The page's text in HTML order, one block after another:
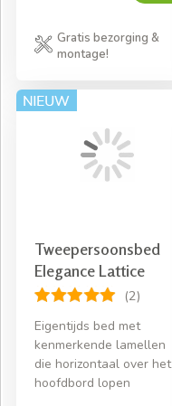
Gratis bezorging &
montage!
Tweepersoonsbed
Elegance Lattice
(2)
Eigentijds bed met
kenmerkende lamellen
die horizontaal over het
hoofdbord lopen